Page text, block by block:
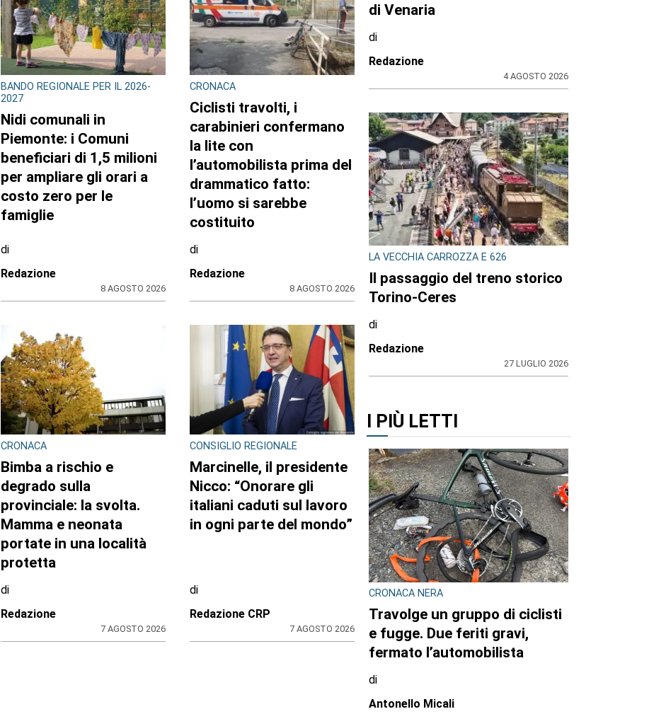
BANDO REGIONALE PER IL 2026-
2027
Nidi comunali in
Piemonte: i Comuni
beneficiari di 1,5 milioni
per ampliare gli orari a
costo zero per le
famiglie
di
Redazione
8 AGOSTO 2026
CRONACA
Ciclisti travolti, i
carabinieri confermano
la lite con
l’automobilista prima del
drammatico fatto:
l’uomo si sarebbe
costituito
di
Redazione
8 AGOSTO 2026
CRONACA
Bimba a rischio e
degrado sulla
provinciale: la svolta.
Mamma e neonata
portate in una località
protetta
di
Redazione
7 AGOSTO 2026
CONSIGLIO REGIONALE
Marcinelle, il presidente
Nicco: “Onorare gli
italiani caduti sul lavoro
in ogni parte del mondo”
di
Redazione CRP
7 AGOSTO 2026
di Venaria
di
Redazione
4 AGOSTO 2026
LA VECCHIA CARROZZA E 626
Il passaggio del treno storico
Torino-Ceres
di
Redazione
27 LUGLIO 2026
I PIÙ LETTI
CRONACA NERA
Travolge un gruppo di ciclisti
e fugge. Due feriti gravi,
fermato l’automobilista
di
Antonello Micali